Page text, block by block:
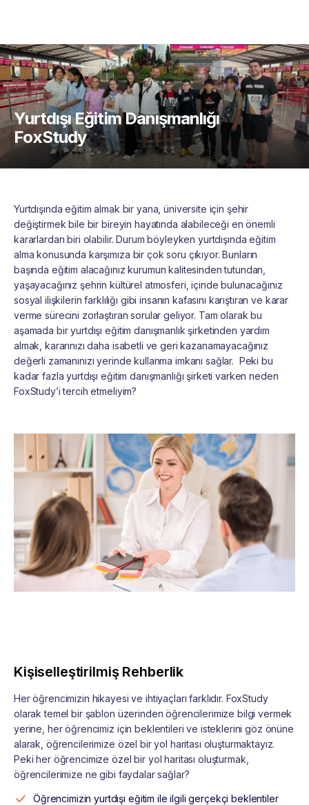
Yurtdışı Eğitim Danışmanlığı
FoxStudy
Yurtdışında eğitim almak bir yana, üniversite için şehir
değiştirmek bile bir bireyin hayatında alabileceği en önemli
kararlardan biri olabilir. Durum böyleyken yurtdışında eğitim
alma konusunda karşımıza bir çok soru çıkıyor. Bunların
başında eğitim alacağınız kurumun kalitesinden tutundan,
yaşayacağınız şehrin kültürel atmosferi, içinde bulunacağınız
sosyal ilişkilerin farklılığı gibi insanın kafasını karıştıran ve karar
verme sürecini zorlaştıran sorular geliyor. Tam olarak bu
aşamada bir yurtdışı eğitim danışmanlık şirketinden yardım
almak, kararınızı daha isabetli ve geri kazanamayacağınız
değerli zamanınızı yerinde kullanma imkanı sağlar. Peki bu
kadar fazla yurtdışı eğitim danışmanlığı şirketi varken neden
FoxStudy’i tercih etmeliyim?
Kişiselleştirilmiş Rehberlik
Her öğrencimizin hikayesi ve ihtiyaçları farklıdır. FoxStudy
olarak temel bir şablon üzerinden öğrencilerimize bilgi vermek
yerine, her öğrencimiz için beklentileri ve isteklerini göz önüne
alarak, öğrencilerimize özel bir yol haritası oluşturmaktayız.
Peki her öğrencimize özel bir yol haritası oluşturmak,
öğrencilerimize ne gibi faydalar sağlar?
Öğrencimizin yurtdışı eğitim ile ilgili gerçekçi beklentiler